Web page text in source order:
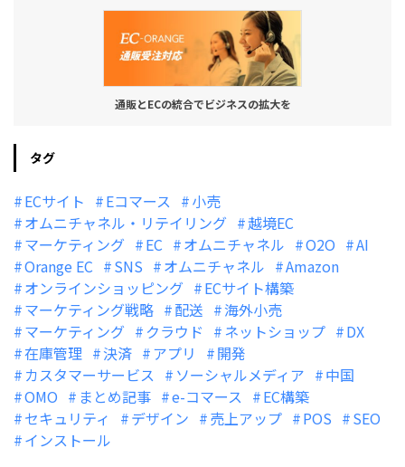
通販とECの統合でビジネスの拡大を
タグ
ECサイト Eコマース
小売
オムニチャネル・リテイリング
越境EC
マーケティング
EC オムニチャネル O2O
AI
Orange EC
SNS オムニチャネル
Amazon
オンラインショッピング
ECサイト構築
マーケティング戦略
配送
海外小売
マーケティング
クラウド ネットショップ
DX
在庫管理
決済 アプリ
開発
カスタマーサービス
ソーシャルメディア
中国
OMO
まとめ記事 e-コマース
EC構築
セキュリティ
デザイン 売上アップ POS
SEO
インストール